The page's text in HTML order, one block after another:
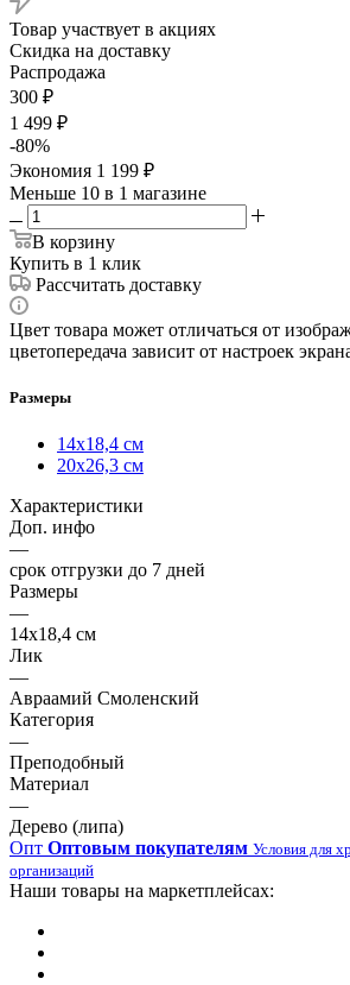
Товар участвует в акциях
Скидка на доставку
Распродажа
300 ₽
1 499 ₽
-80%
Экономия 1 199 ₽
Меньше 10 в 1 магазине
В корзину
Купить в 1 клик
Рассчитать доставку
Цвет товара может отличаться от
цветопередача зависит от настроек
Размеры
14х18,4 см
20х26,3 см
Характеристики
Доп. инфо
—
срок отгрузки до 7 дней
Размеры
—
14х18,4 см
Лик
—
Авраамий Смоленский
Категория
—
Преподобный
Материал
—
Дерево (липа)
Опт Оптовым покупателям Условия для
организаций
Наши товары на маркетплейсах: